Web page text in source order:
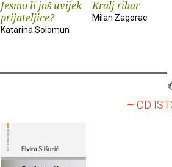
Jesmo li još uvijek
prijateljice?
Katarina Solomun
Kralj ribar
Milan Zagorac
– OD